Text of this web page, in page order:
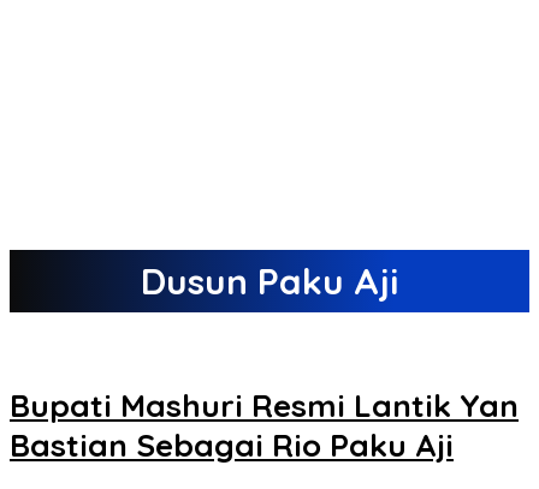
Dusun Paku Aji
Bupati Mashuri Resmi Lantik Yan
Bastian Sebagai Rio Paku Aji